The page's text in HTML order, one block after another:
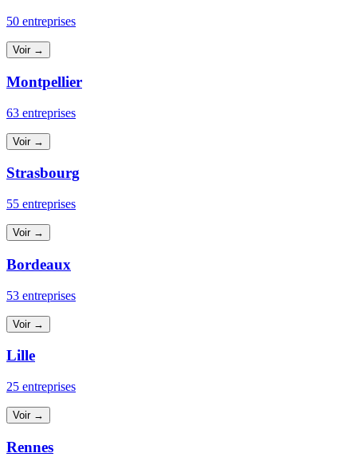
50 entreprises
Voir →
Montpellier
63 entreprises
Voir →
Strasbourg
55 entreprises
Voir →
Bordeaux
53 entreprises
Voir →
Lille
25 entreprises
Voir →
Rennes